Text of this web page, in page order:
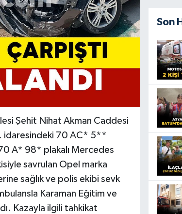
Şehit Nihat Akman Caddesi
idaresindeki 70 AC* 5**
A* 98* plakalı Mercedes
savrulan Opel marka
sağlık ve polis ekibi sevk
Karaman Eğitim ve
Kazayla ilgili tahkikat
Son